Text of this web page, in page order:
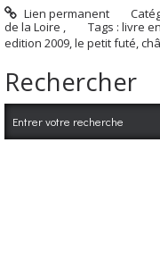
Lien permanent
de la Loire ,
Tags : livre
edition 2009,le petit futé,
Rechercher